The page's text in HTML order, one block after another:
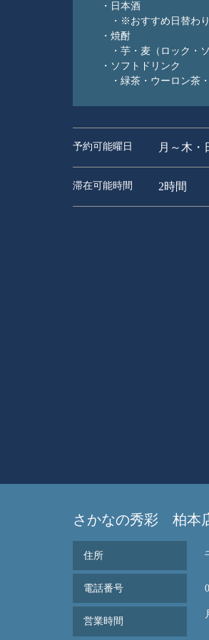
・日本酒
・※おすすめ日替わり
・焼酎
・芋・麦（ロック・ソ
・ソフトドリンク
・緑茶・ウーロン茶
予約可能曜日 月～木・
滞在可能時間 2時間
さかなの秀彩 柏本
住所
電話番号
営業時間